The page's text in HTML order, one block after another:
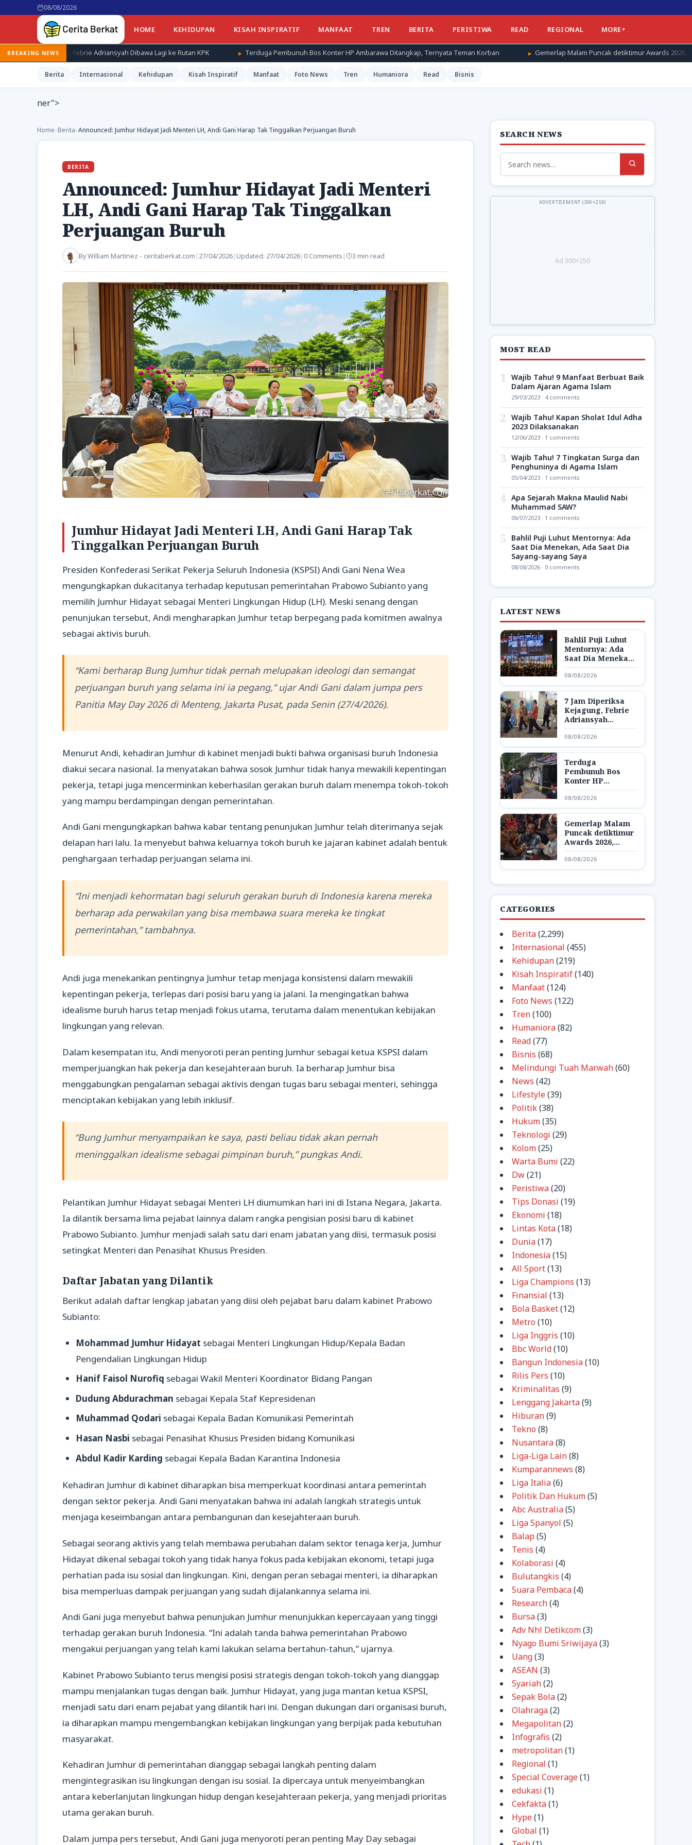
08/08/2026
HOME KEHIDUPAN KISAH INSPIRATIF MANFAAT TREN BERITA PERISTIWA READ REGIONAL MORE
BREAKING NEWS
Febrie Adriansyah Dibawa Lagi ke Rutan KPK Terduga Pembunuh Bos Konter HP Ambarawa Ditangkap, Ternyata Teman Korban Gemerlap Malam Puncak detiktimur Awards 2026, Apresiasi untuk
Berita Internasional Kehidupan Kisah Inspiratif Manfaat Foto News Tren Humaniora Read Bisnis
ner">
Home›Berita›Announced: Jumhur Hidayat Jadi Menteri LH, Andi Gani Harap Tak Tinggalkan Perjuangan Buruh
BERITA
Announced: Jumhur Hidayat Jadi Menteri
LH, Andi Gani Harap Tak Tinggalkan
Perjuangan Buruh
ByWilliam Martinez - ceritaberkat.com | 27/04/2026| Updated: 27/04/2026| 0 Comments | 3 min read
Jumhur Hidayat Jadi Menteri LH, Andi Gani Harap Tak
Tinggalkan Perjuangan Buruh
Presiden Konfederasi Serikat Pekerja Seluruh Indonesia (KSPSI) Andi Gani Nena Wea
mengungkapkan dukacitanya terhadap keputusan pemerintahan Prabowo Subianto yang
memilih Jumhur Hidayat sebagai Menteri Lingkungan Hidup (LH). Meski senang dengan
penunjukan tersebut, Andi mengharapkan Jumhur tetap berpegang pada komitmen awalnya
sebagai aktivis buruh.
“Kami berharap Bung Jumhur tidak pernah melupakan ideologi dan semangat
perjuangan buruh yang selama ini ia pegang,” ujar Andi Gani dalam jumpa pers
Panitia May Day 2026 di Menteng, Jakarta Pusat, pada Senin (27/4/2026).
Menurut Andi, kehadiran Jumhur di kabinet menjadi bukti bahwa organisasi buruh Indonesia
diakui secara nasional. Ia menyatakan bahwa sosok Jumhur tidak hanya mewakili kepentingan
pekerja, tetapi juga mencerminkan keberhasilan gerakan buruh dalam menempa tokoh-tokoh
yang mampu berdampingan dengan pemerintahan.
Andi Gani mengungkapkan bahwa kabar tentang penunjukan Jumhur telah diterimanya sejak
delapan hari lalu. Ia menyebut bahwa keluarnya tokoh buruh ke jajaran kabinet adalah bentuk
penghargaan terhadap perjuangan selama ini.
“Ini menjadi kehormatan bagi seluruh gerakan buruh di Indonesia karena mereka
berharap ada perwakilan yang bisa membawa suara mereka ke tingkat
pemerintahan,” tambahnya.
Andi juga menekankan pentingnya Jumhur tetap menjaga konsistensi dalam mewakili
kepentingan pekerja, terlepas dari posisi baru yang ia jalani. Ia mengingatkan bahwa
idealisme buruh harus tetap menjadi fokus utama, terutama dalam menentukan kebijakan
lingkungan yang relevan.
Dalam kesempatan itu, Andi menyoroti peran penting Jumhur sebagai ketua KSPSI dalam
memperjuangkan hak pekerja dan kesejahteraan buruh. Ia berharap Jumhur bisa
menggabungkan pengalaman sebagai aktivis dengan tugas baru sebagai menteri, sehingga
menciptakan kebijakan yang lebih inklusif.
“Bung Jumhur menyampaikan ke saya, pasti beliau tidak akan pernah
meninggalkan idealisme sebagai pimpinan buruh,” pungkas Andi.
Pelantikan Jumhur Hidayat sebagai Menteri LH diumumkan hari ini di Istana Negara, Jakarta.
Ia dilantik bersama lima pejabat lainnya dalam rangka pengisian posisi baru di kabinet
Prabowo Subianto. Jumhur menjadi salah satu dari enam jabatan yang diisi, termasuk posisi
setingkat Menteri dan Penasihat Khusus Presiden.
Daftar Jabatan yang Dilantik
Berikut adalah daftar lengkap jabatan yang diisi oleh pejabat baru dalam kabinet Prabowo
Subianto:
Mohammad Jumhur Hidayat sebagai Menteri Lingkungan Hidup/Kepala Badan
Pengendalian Lingkungan Hidup
Hanif Faisol Nurofiq sebagai Wakil Menteri Koordinator Bidang Pangan
Dudung Abdurachman sebagai Kepala Staf Kepresidenan
Muhammad Qodari sebagai Kepala Badan Komunikasi Pemerintah
Hasan Nasbi sebagai Penasihat Khusus Presiden bidang Komunikasi
Abdul Kadir Karding sebagai Kepala Badan Karantina Indonesia
Kehadiran Jumhur di kabinet diharapkan bisa memperkuat koordinasi antara pemerintah
dengan sektor pekerja. Andi Gani menyatakan bahwa ini adalah langkah strategis untuk
menjaga keseimbangan antara pembangunan dan kesejahteraan buruh.
Sebagai seorang aktivis yang telah membawa perubahan dalam sektor tenaga kerja, Jumhur
Hidayat dikenal sebagai tokoh yang tidak hanya fokus pada kebijakan ekonomi, tetapi juga
perhatian pada isu sosial dan lingkungan. Kini, dengan peran sebagai menteri, ia diharapkan
bisa memperluas dampak perjuangan yang sudah dijalankannya selama ini.
Andi Gani juga menyebut bahwa penunjukan Jumhur menunjukkan kepercayaan yang tinggi
terhadap gerakan buruh Indonesia. “Ini adalah tanda bahwa pemerintahan Prabowo
mengakui perjuangan yang telah kami lakukan selama bertahun-tahun,” ujarnya.
Kabinet Prabowo Subianto terus mengisi posisi strategis dengan tokoh-tokoh yang dianggap
mampu menjalankan tugas dengan baik. Jumhur Hidayat, yang juga mantan ketua KSPSI,
menjadi satu dari enam pejabat yang dilantik hari ini. Dengan dukungan dari organisasi buruh,
ia diharapkan mampu mengembangkan kebijakan lingkungan yang berpijak pada kebutuhan
masyarakat.
Kehadiran Jumhur di pemerintahan dianggap sebagai langkah penting dalam
mengintegrasikan isu lingkungan dengan isu sosial. Ia dipercaya untuk menyeimbangkan
antara keberlanjutan lingkungan hidup dengan kesejahteraan pekerja, yang menjadi prioritas
utama gerakan buruh.
Dalam jumpa pers tersebut, Andi Gani juga menyoroti peran penting May Day sebagai
SEARCH NEWS
Search
for:
Ad 300×250
MOST READ
1 Wajib Tahu! 9 Manfaat Berbuat Baik
Dalam Ajaran Agama Islam
29/03/2023 · 4 comments
2 Wajib Tahu! Kapan Sholat Idul Adha
2023 Dilaksanakan
12/06/2023 · 1 comments
3 Wajib Tahu! 7 Tingkatan Surga dan
Penghuninya di Agama Islam
05/04/2023 · 1 comments
4 Apa Sejarah Makna Maulid Nabi
Muhammad SAW?
06/07/2023 · 1 comments
5
Bahlil Puji Luhut Mentornya: Ada
Saat Dia Menekan, Ada Saat Dia
Sayang-sayang Saya
08/08/2026 · 0 comments
LATEST NEWS
Bahlil Puji Luhut
Mentornya: Ada
Saat Dia Menekan,
Ada Saat Dia
Sayang-sayang
Saya
08/08/2026
7 Jam Diperiksa
Kejagung, Febrie
Adriansyah
Dibawa Lagi ke
Rutan KPK
08/08/2026
Terduga
Pembunuh Bos
Konter HP
Ambarawa
Ditangkap,
Ternyata Teman
08/08/2026
Gemerlap Malam
Puncak detiktimur
Awards 2026,
Apresiasi untuk
Penggerak
Indonesia Timur
08/08/2026
CATEGORIES
Berita(2,299)
Internasional (455)
Kehidupan(219)
Kisah Inspiratif(140)
Manfaat(124)
Foto News (122)
Tren(100)
Humaniora(82)
Read(77)
Bisnis (68)
Melindungi Tuah Marwah(60)
News (42)
Lifestyle(39)
Politik(38)
Hukum(35)
Teknologi (29)
Kolom(25)
Warta Bumi (22)
Dw(21)
Peristiwa(20)
Tips Donasi (19)
Ekonomi (18)
Lintas Kota(18)
Dunia(17)
Indonesia(15)
All Sport(13)
Liga Champions (13)
Finansial (13)
Bola Basket(12)
Metro (10)
Liga Inggris (10)
Bbc World(10)
Bangun Indonesia(10)
Rilis Pers (10)
Kriminalitas (9)
Lenggang Jakarta(9)
Hiburan(9)
Tekno (8)
Nusantara(8)
Liga-Liga Lain(8)
Kumparannews (8)
Liga Italia(6)
Politik Dan Hukum(5)
Abc Australia(5)
Liga Spanyol (5)
Balap (5)
Tenis (4)
Kolaborasi (4)
Bulutangkis (4)
Suara Pembaca(4)
Research(4)
Bursa(3)
Adv Nhl Detikcom(3)
Nyago Bumi Sriwijaya(3)
Uang(3)
ASEAN (3)
Syariah(2)
Sepak Bola(2)
Olahraga(2)
Megapolitan(2)
Infografis (2)
metropolitan(1)
Regional (1)
Special Coverage(1)
edukasi (1)
Cekfakta(1)
Hype(1)
Global (1)